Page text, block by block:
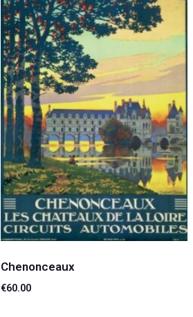
Chenonceaux
€60.00